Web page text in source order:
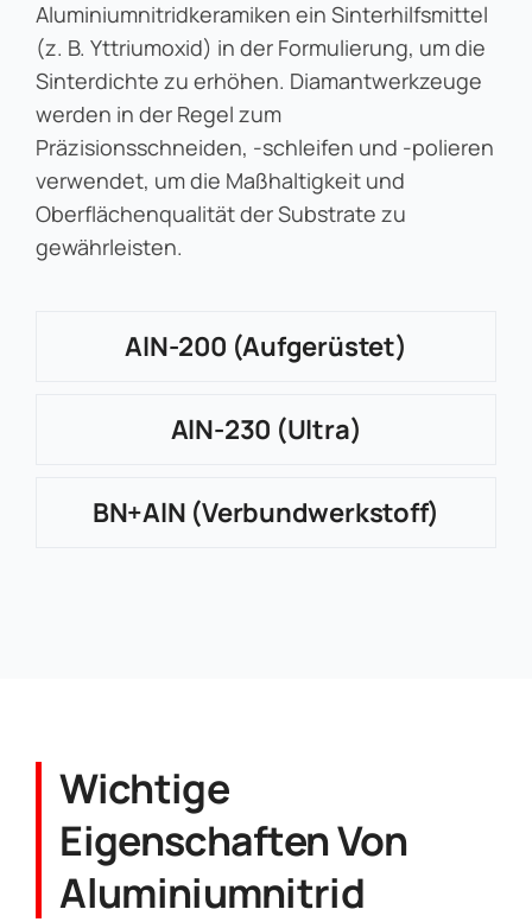
Aluminiumnitridkeramiken ein Sinterhilfsmittel
(z. B. Yttriumoxid) in der Formulierung, um die
Sinterdichte zu erhöhen. Diamantwerkzeuge
werden in der Regel zum
Präzisionsschneiden, -schleifen und -polieren
verwendet, um die Maßhaltigkeit und
Oberflächenqualität der Substrate zu
gewährleisten.
AlN-200 (aufgerüstet)
AlN-230 (Ultra)
BN+AlN (Verbundwerkstoff)
Wichtige
Eigenschaften Von
Aluminiumnitrid